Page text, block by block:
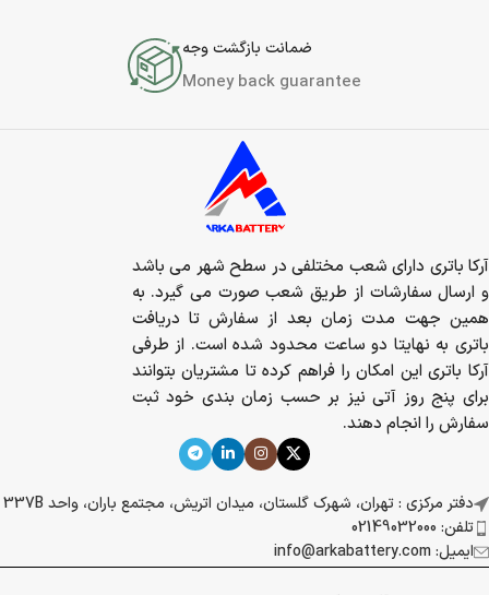
ضمانت بازگشت وجه
Money back guarantee
آرکا باتری دارای شعب مختلفی در سطح شهر می باشد
و ارسال سفارشات از طریق شعب صورت می گیرد. به
همین جهت مدت زمان بعد از سفارش تا دریافت
باتری به نهایتا دو ساعت محدود شده است. از طرفی
آرکا باتری این امکان را فراهم کرده تا مشتریان بتوانند
برای پنج روز آتی نیز بر حسب زمان بندی خود ثبت
سفارش را انجام دهند.
دفتر مرکزی : تهران، شهرک گلستان، میدان اتریش، مجتمع باران، واحد 337B
تلفن: 02149032000
ایمیل: info@arkabattery.com